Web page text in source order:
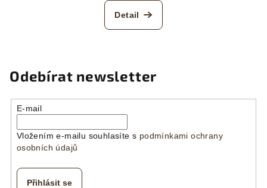
Detail
Odebírat newsletter
E-mail
Vložením e-mailu souhlasíte s podmínkami ochrany
osobních údajů
Přihlásit se